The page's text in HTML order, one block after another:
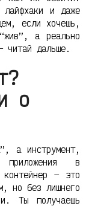
и даже
если хочешь,
а реально
читай дальше.
о
а инструмент,
приложения в
контейнер — это
но без лишнего
Ты получаешь